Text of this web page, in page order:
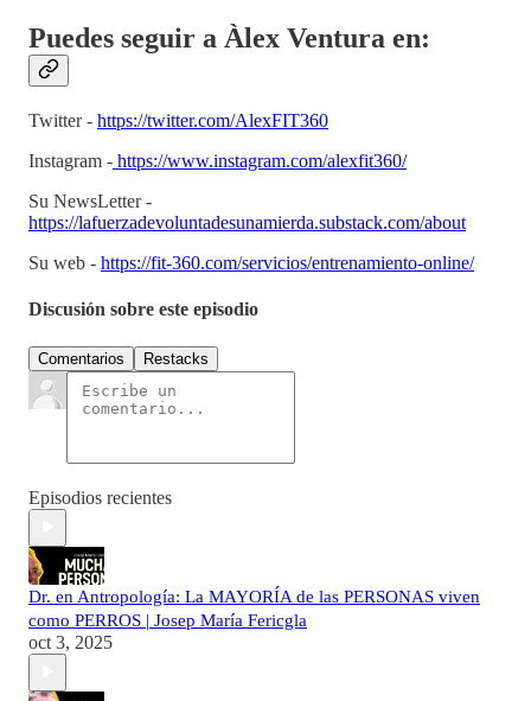
Puedes seguir a Àlex Ventura en:
Twitter - https://twitter.com/AlexFIT360
Instagram - https://www.instagram.com/alexfit360/
Su NewsLetter -
https://lafuerzadevoluntadesunamierda.substack.com/about
Su web - https://fit-360.com/servicios/entrenamiento-online/
Discusión sobre este episodio
Comentarios Restacks
Episodios recientes
Dr. en Antropología: La MAYORÍA de las PERSONAS viven
como PERROS | Josep María Fericgla
oct 3, 2025